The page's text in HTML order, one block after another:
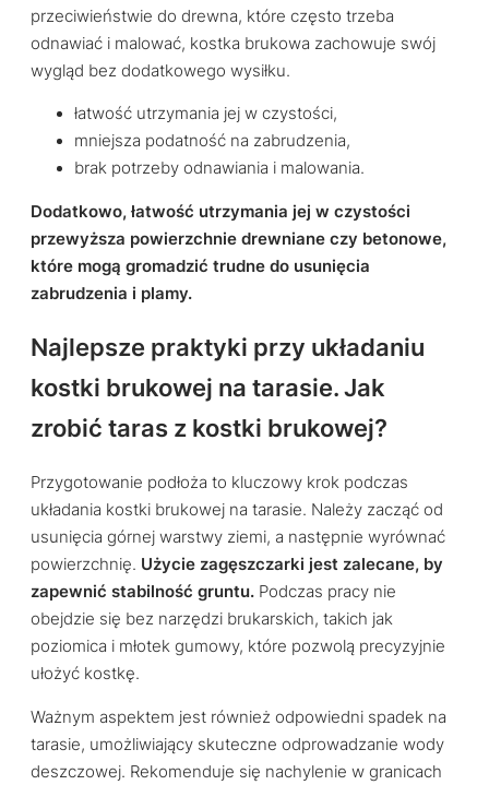
przeciwieństwie do drewna, które często trzeba
odnawiać i malować, kostka brukowa zachowuje swój
wygląd bez dodatkowego wysiłku.
łatwość utrzymania jej w czystości,
mniejsza podatność na zabrudzenia,
brak potrzeby odnawiania i malowania.
Dodatkowo, łatwość utrzymania jej w czystości
przewyższa powierzchnie drewniane czy betonowe,
które mogą gromadzić trudne do usunięcia
zabrudzenia i plamy.
Najlepsze praktyki przy układaniu
kostki brukowej na tarasie. Jak
zrobić taras z kostki brukowej?
Przygotowanie podłoża to kluczowy krok podczas
układania kostki brukowej na tarasie. Należy zacząć od
usunięcia górnej warstwy ziemi, a następnie wyrównać
powierzchnię. Użycie zagęszczarki jest zalecane, by
zapewnić stabilność gruntu. Podczas pracy nie
obejdzie się bez narzędzi brukarskich, takich jak
poziomica i młotek gumowy, które pozwolą precyzyjnie
ułożyć kostkę.
Ważnym aspektem jest również odpowiedni spadek na
tarasie, umożliwiający skuteczne odprowadzanie wody
deszczowej. Rekomenduje się nachylenie w granicach